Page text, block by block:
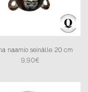
naamio seinälle 20 cm
9,90€